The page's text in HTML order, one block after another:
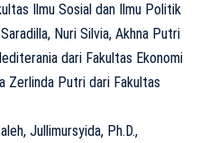
Ilmu Sosial dan Ilmu Politik
Nuri Silvia, Akhna Putri
dari Fakultas Ekonomi
Zerlinda Putri dari Fakultas
Jullimursyida, Ph.D.,